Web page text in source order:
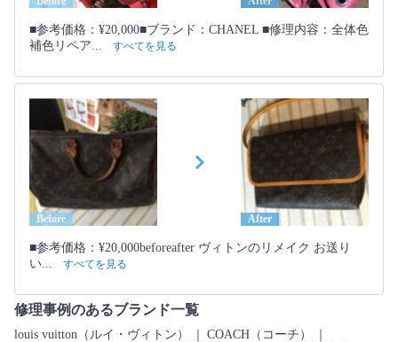
■参考価格：¥20,000■ブランド：CHANEL ■修理内容：全体色
補色リペア...
すべてを見る
Before After
■参考価格：¥20,000beforeafter ヴィトンのリメイク お送り
い...
すべてを見る
修理事例のあるブランド一覧
louis vuitton（ルイ・ヴィトン） COACH（コーチ）